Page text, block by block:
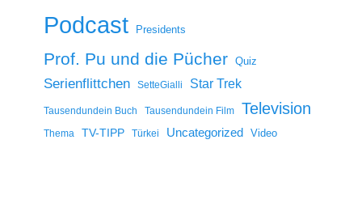
Podcast Presidents
Prof. Pu und die Pücher Quiz
Serienflittchen SetteGialli Star Trek
Tausendundein Buch Tausendundein Film Television
Thema TV-TIPP Türkei Uncategorized Video